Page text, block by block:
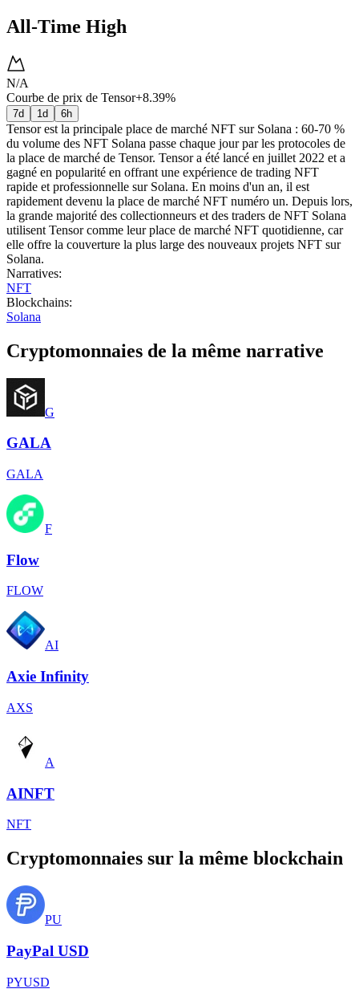
All-Time High
N/A
Courbe de prix de Tensor+8.39%
7d 1d 6h
Tensor est la principale place de marché NFT sur Solana : 60-70 %
du volume des NFT Solana passe chaque jour par les protocoles de
la place de marché de Tensor. Tensor a été lancé en juillet 2022 et a
gagné en popularité en offrant une expérience de trading NFT
rapide et professionnelle sur Solana. En moins d'un an, il est
rapidement devenu la place de marché NFT numéro un. Depuis lors,
la grande majorité des collectionneurs et des traders de NFT Solana
utilisent Tensor comme leur place de marché NFT quotidienne, car
elle offre la couverture la plus large des nouveaux projets NFT sur
Solana.
Narratives:
NFT
Blockchains:
Solana
Cryptomonnaies de la même narrative
G
GALA
GALA
F
Flow
FLOW
AI
Axie Infinity
AXS
A
AINFT
NFT
Cryptomonnaies sur la même blockchain
PU
PayPal USD
PYUSD